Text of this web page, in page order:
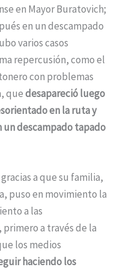
en Mayor Buratovich;
en un descampado
varios casos
repercusión, como el
con problemas
quedesapareció luego
en la ruta y
descampado tapado
a que su familia,
puso en movimiento la
a las
primero a través de la
los medios
haciendo los